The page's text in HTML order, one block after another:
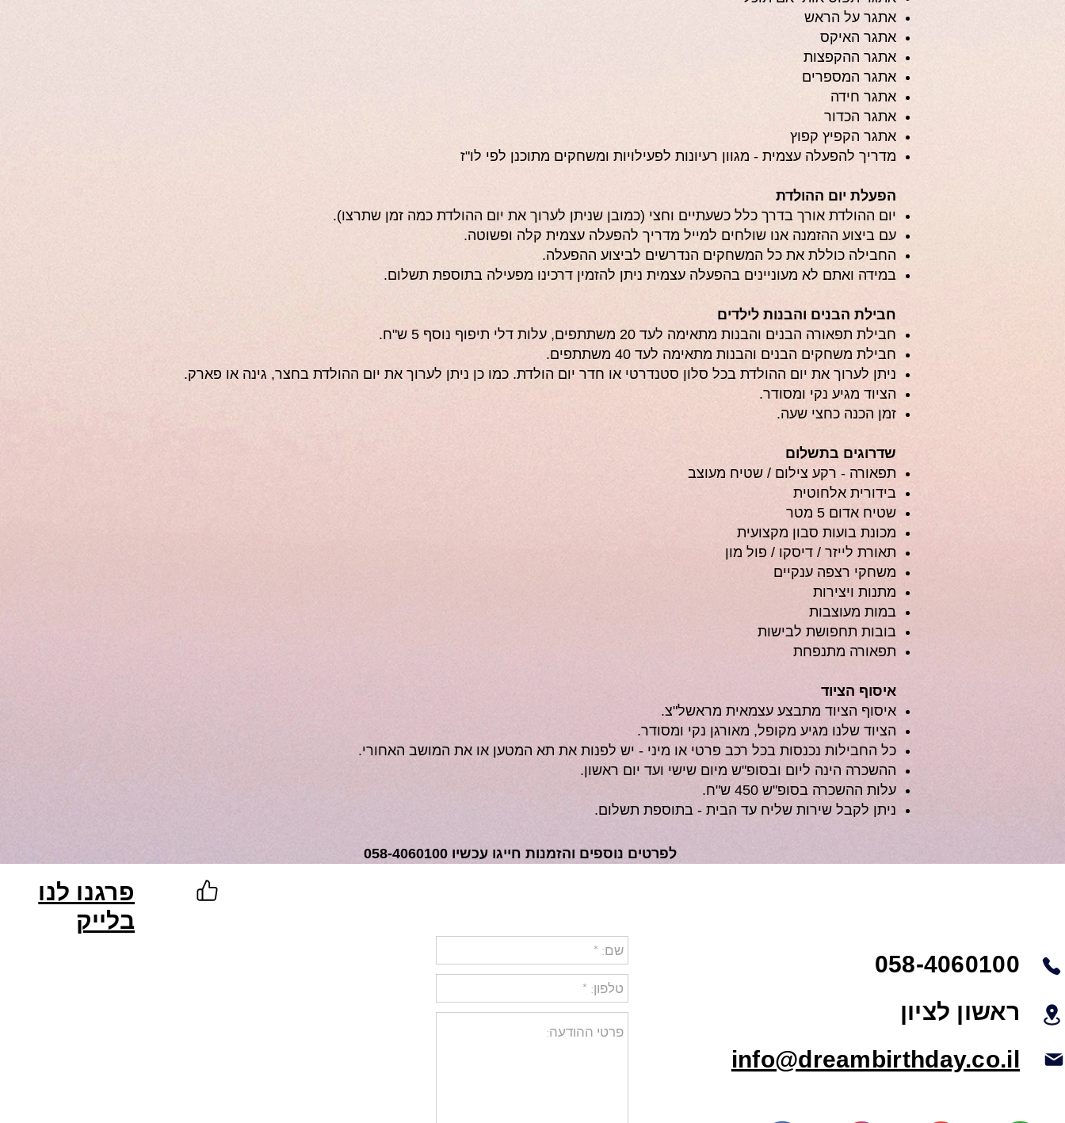
אתגר על הראש
אתגר האיקס
אתגר ההקפצות
אתגר המספרים
אתגר חידה
אתגר הכדור
אתגר הקפיץ קפוץ
מדריך להפעלה עצמית - מגוון רעיונות לפעילויות ומשחקים מתוכנן לפי לו"ז
הפעלת יום ההולדת
יום ההולדת אורך בדרך כלל כשעתיים וחצי (כמובן שניתן לערוך את יום ההולדת כמה זמן שתרצו).
עם ביצוע ההזמנה אנו שולחים למייל מדריך להפעלה עצמית קלה ופשוטה.
החבילה כוללת את כל המשחקים הנדרשים לביצוע ההפעלה.
במידה ואתם לא מעוניינים בהפעלה עצמית ניתן להזמין דרכינו מפעילה בתוספת תשלום.
חבילת הבנים והבנות לילדים
חבילת תפאורה הבנים והבנות מתאימה לעד 20 משתתפים, עלות דלי תיפוף נוסף 5 ש"ח.
חבילת משחקים הבנים והבנות מתאימה לעד 40 משתתפים.
ניתן לערוך את יום ההולדת בכל סלון סטנדרטי או חדר יום הולדת. כמו כן ניתן לערוך את יום ההולדת בחצר, גינה או פארק.
הציוד מגיע נקי ומסודר.
זמן הכנה כחצי שעה.
שדרוגים בתשלום
תפאורה - רקע צילום / שטיח מעוצב
בידורית אלחוטית
שטיח אדום 5 מטר
מכונת בועות סבון מקצועית
תאורת לייזר / דיסקו / פול מון
משחקי רצפה ענקיים
מתנות ויצירות
במות מעוצבות
בובות תחפושת לבישות
תפאורה מתנפחת
איסוף הציוד
איסוף הציוד מתבצע עצמאית מראשל"צ.
הציוד שלנו מגיע מקופל, מאורגן נקי ומסודר.
כל החבילות נכנסות בכל רכב פרטי או מיני - יש לפנות את תא המטען או את המושב האחורי.
ההשכרה הינה ליום ובסופ"ש מיום שישי ועד יום ראשון.
עלות ההשכרה בסופ"ש 450 ש"ח.
ניתן לקבל שירות שליח עד הבית - בתוספת תשלום.
לפרטים נוספים והזמנות חייגו עכשיו 058-4060100
פרגנו לנו
בלייק
058-4060100
ראשון לציון
info@dreambirthday.co.il